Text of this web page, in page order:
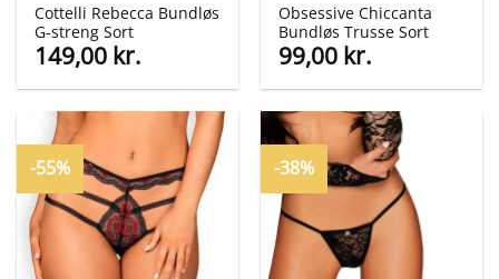
Cottelli Rebecca Bundløs
G-streng Sort
149,00 kr.
Obsessive Chiccanta
Bundløs Trusse Sort
99,00 kr.
-55% -38%